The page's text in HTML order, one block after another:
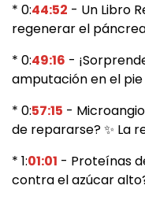
* 0:44:52 - Un Libro
regenerar el
* 0:49:16 -
amputación en el
* 0:57:15 -
de repararse? ✨ La
* 1:01:01 - Proteínas
contra el azúcar